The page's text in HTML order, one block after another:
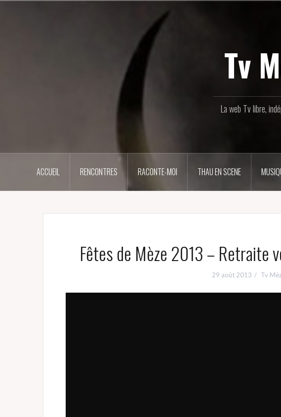
Tv
La web Tv libre,
ACCUEIL RENCONTRES RACONTE-MOI THAU EN SCENE
Fêtes de Mèze 2013 – Retraite
29 août 2013 Tv